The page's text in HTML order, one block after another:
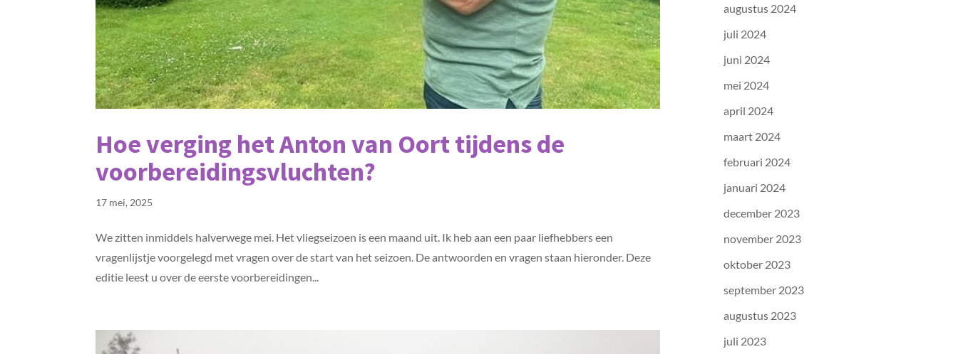
Hoe verging het Anton van Oort tijdens de
voorbereidingsvluchten?
17 mei, 2025
We zitten inmiddels halverwege mei. Het vliegseizoen is een maand uit. Ik heb aan een paar liefhebbers een
vragenlijstje voorgelegd met vragen over de start van het seizoen. De antwoorden en vragen staan hieronder. Deze
editie leest u over de eerste voorbereidingen...
augustus 2024
juli 2024
juni 2024
mei 2024
april 2024
maart 2024
februari 2024
januari 2024
december 2023
november 2023
oktober 2023
september 2023
augustus 2023
juli 2023